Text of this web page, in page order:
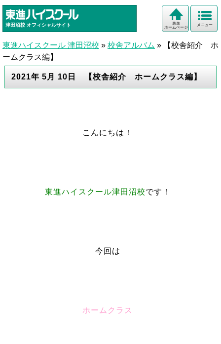
津田沼校 オフィシャルサイト メニュー
東進
ホームページ
東進ハイスクール 津田沼校 » 校舎アルバム »
【校舎紹介 ホ
ームクラス編】
2021年 5月 10日 【校舎紹介 ホームクラス編】
こんにちは！
東進ハイスクール津田沼校です！
今回は
ホームクラス